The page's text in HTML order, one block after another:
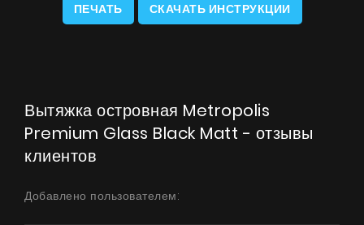
ПЕЧАТЬ СКАЧАТЬ ИНСТРУКЦИИ
Вытяжка островная Metropolis
Premium Glass Black Matt - отзывы
клиентов
Добавлено пользователем: